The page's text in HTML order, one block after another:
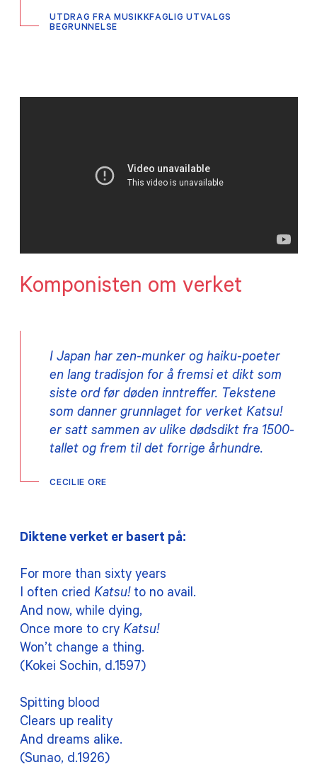
UTDRAG FRA MUSIKKFAGLIG UTVALGS
BEGRUNNELSE
Komponisten om verket
I Japan har zen-munker og haiku-poeter
en lang tradisjon for å fremsi et dikt som
siste ord før døden inntreffer. Tekstene
som danner grunnlaget for verketKatsu!
er satt sammen av ulike dødsdikt fra 1500-
tallet og frem til det forrige århundre.
CECILIE ORE
Diktene verket er basert på:
For more than sixty years
I often cried Katsu!to no avail.
And now, while dying,
Once more to cry Katsu!
Won’t change a thing.
(Kokei Sochin, d.1597)
Spitting blood
Clears up reality
And dreams alike.
(Sunao, d.1926)